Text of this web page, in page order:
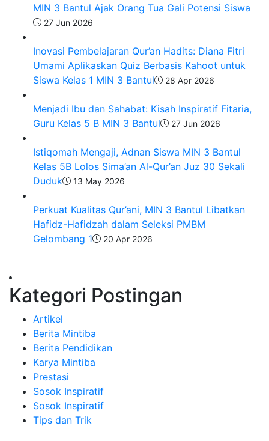
MIN 3 Bantul Ajak Orang Tua Gali Potensi Siswa
27 Jun 2026
Inovasi Pembelajaran Qur’an Hadits: Diana Fitri
Umami Aplikaskan Quiz Berbasis Kahoot untuk
Siswa Kelas 1 MIN 3 Bantul
28 Apr 2026
Menjadi Ibu dan Sahabat: Kisah Inspiratif Fitaria,
Guru Kelas 5 B MIN 3 Bantul
27 Jun 2026
Istiqomah Mengaji, Adnan Siswa MIN 3 Bantul
Kelas 5B Lolos Sima’an Al-Qur’an Juz 30 Sekali
Duduk
13 May 2026
Perkuat Kualitas Qur’ani, MIN 3 Bantul Libatkan
Hafidz-Hafidzah dalam Seleksi PMBM
Gelombang 1
20 Apr 2026
Kategori Postingan
Artikel
Berita Mintiba
Berita Pendidikan
Karya Mintiba
Prestasi
Sosok Inspiratif
Sosok Inspiratif
Tips dan Trik